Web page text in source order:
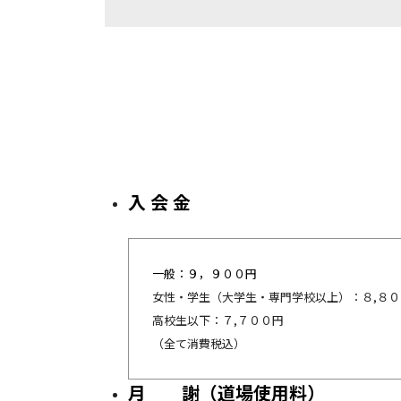
入 会 金
一般：９，９００円
女性・学生（大学生・専門学校以上）：８,
高校生以下：７,７００円
（全て消費税込）
月 謝（道場使用料）